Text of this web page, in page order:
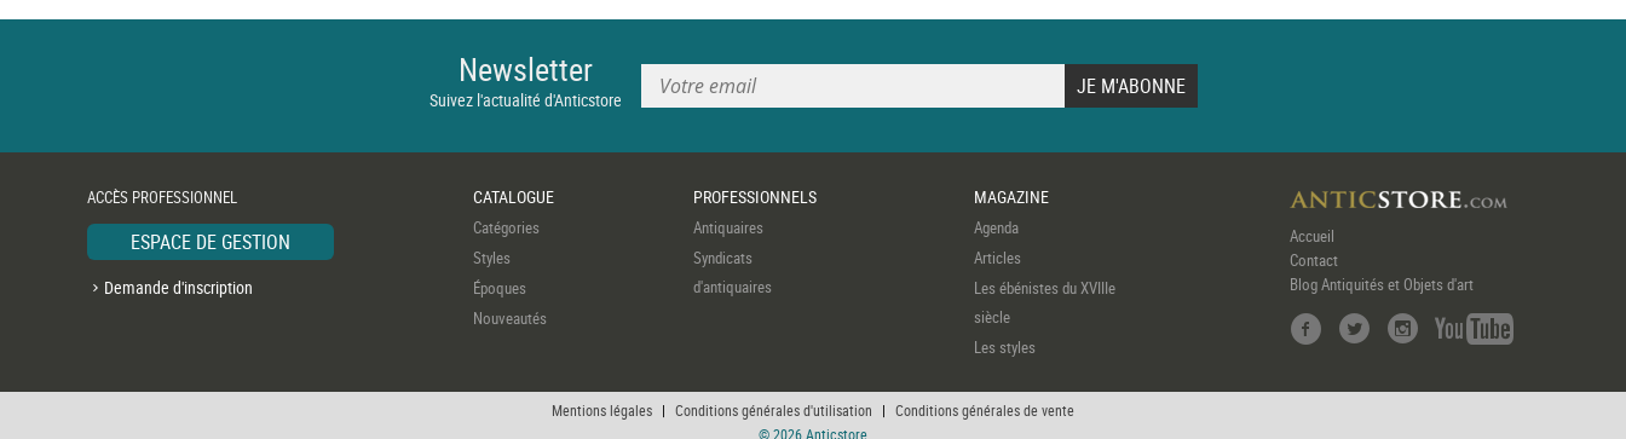
Newsletter
Suivez l'actualité d'Anticstore
ACCÈS PROFESSIONNEL
ESPACE DE GESTION
Demande d'inscription
CATALOGUE
Catégories
Styles
Époques
Nouveautés
PROFESSIONNELS
Antiquaires
Syndicats
d'antiquaires
MAGAZINE
Agenda
Articles
Les ébénistes du XVIIIe
siècle
Les styles
Accueil
Contact
Blog Antiquités et Objets d'art
Mentions légales | Conditions générales d'utilisation | Conditions générales de vente
© 2026 Anticstore